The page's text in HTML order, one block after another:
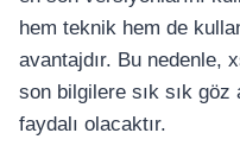
hem teknik hem de
avantajdır. Bu nedenle,
son bilgilere sık sık göz
faydalı olacaktır.